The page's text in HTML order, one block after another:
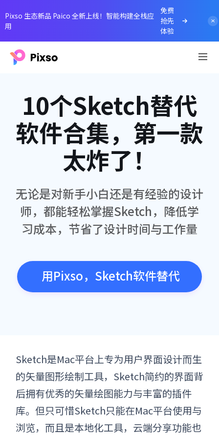
Pixso 生态新品 Paico 全新上线！智能构建全栈应
用
免费
抢先
体验
10个Sketch替代
软件合集，第一款
太炸了！
无论是对新手小白还是有经验的设计
师，都能轻松掌握Sketch，降低学
习成本，节省了设计时间与工作量
用Pixso，sketch软件替代
Sketch是Mac平台上专为用户界面设计而生
的矢量图形绘制工具， Sketch简约的界面背
后拥有优秀的矢量绘图能力与丰富的插件
库。但只可惜Sketch只能在Mac平台使用与
浏览，而且是本地化工具，云端分享功能也